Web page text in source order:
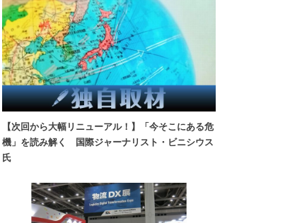
【次回から大幅リニューアル！】「今そこにある危
機」を読み解く 国際ジャーナリスト・ビニシウス
氏